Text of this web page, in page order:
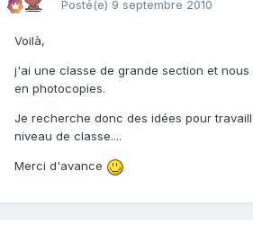
Posté(e) 9 septembre 2010
Voilà,
j'ai une classe de grande section et nous
en photocopies.
Je recherche donc des idées pour
niveau de classe....
Merci d'avance